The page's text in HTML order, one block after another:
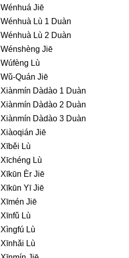
Wénhuá Jiē
Wénhuà Lù 1 Duàn
Wénhuà Lù 2 Duàn
Wénshèng Jiē
Wúfèng Lù
Wǔ-Quán Jiē
Xiànmín Dàdào 1 Duàn
Xiànmín Dàdào 2 Duàn
Xiànmín Dàdào 3 Duàn
Xiàoqián Jiē
Xīběi Lù
Xīchéng Lù
Xīkūn Èr Jiē
Xīkūn Yī Jiē
Xīmén Jiē
Xīnfǔ Lù
Xìngfú Lù
Xīnhǎi Lù